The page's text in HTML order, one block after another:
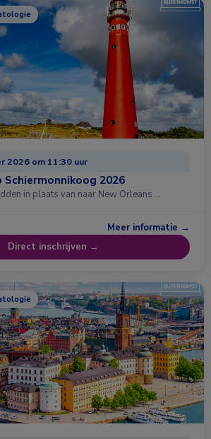
2026 om 11:30 uur
2026
in plaats van naar New Orleans …
Meer informatie →
Direct inschrijven →